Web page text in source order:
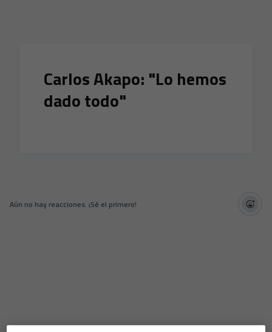
Carlos Akapo: "Lo hemos
dado todo"
Aún no hay reacciones. ¡Sé el primero!